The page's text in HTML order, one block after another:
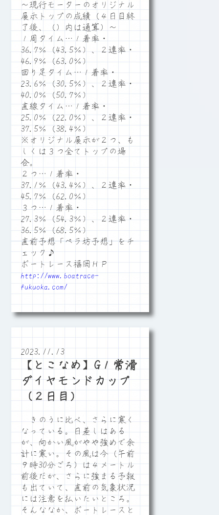
～現行モーターのオリジナル
展示トップの成績（４日目終
了後、（）内は通算）～
１周タイム…１着率・
36.7％（43.5％）、２連率・
46.9％（63.0％）
回り足タイム…１着率・
23.6％（30.5％）、２連率・
40.0％（50.7％）
直線タイム…１着率・
25.0％（22.0％）、２連率・
37.5％（38.4％）
※オリジナル展示が２つ、も
しくは３つ全てトップの場
合。
２つ…１着率・
37.1％（43.4％）、２連率・
45.7％（62.0％）
３つ…１着率・
27.3％（54.3％）、２連率・
36.5％（68.5％）
直前予想「ペラ坊予想」をチ
ェック♪
ボートレース福岡ＨＰ
http://www.boatrace-
fukuoka.com/
2023.11.13
【とこなめ】G１常滑
ダイヤモンドカップ
（２日目）
きのうに比べ、さらに寒く
なっている。日差しはある
が、向かい風がやや強めで余
計に寒い。その風は今（午前
９時30分ごろ）は４メートル
前後だが、さらに強まる予報
も出ていて、直前の気象状況
には注意を払いたいところ。
そんななか、ボートレースと